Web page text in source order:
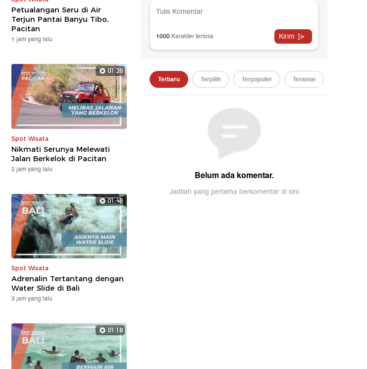
Petualangan Seru di Air
Terjun Pantai Banyu Tibo,
Pacitan
1 jam yang lalu
01:26
Spot Wisata
Nikmati Serunya Melewati
Jalan Berkelok di Pacitan
2 jam yang lalu
01:48
Spot Wisata
Adrenalin Tertantang dengan
Water Slide di Bali
3 jam yang lalu
01:18